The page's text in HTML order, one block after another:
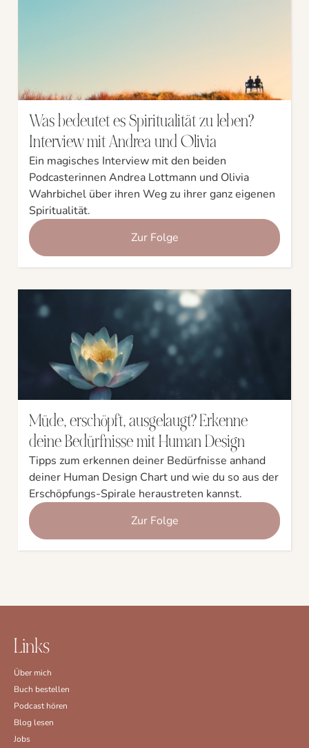
Was bedeutet es Spiritualität zu leben?
Interview mit Andrea und Olivia
Ein magisches Interview mit den beiden
Podcasterinnen Andrea Lottmann und Olivia
Wahrbichel über ihren Weg zu ihrer ganz eigenen
Spiritualität.
Zur Folge
Müde, erschöpft, ausgelaugt? Erkenne
deine Bedürfnisse mit Human Design
Tipps zum erkennen deiner Bedürfnisse anhand
deiner Human Design Chart und wie du so aus der
Erschöpfungs-Spirale heraustreten kannst.
Zur Folge
Links
Über mich
Buch bestellen
Podcast hören
Blog lesen
Jobs